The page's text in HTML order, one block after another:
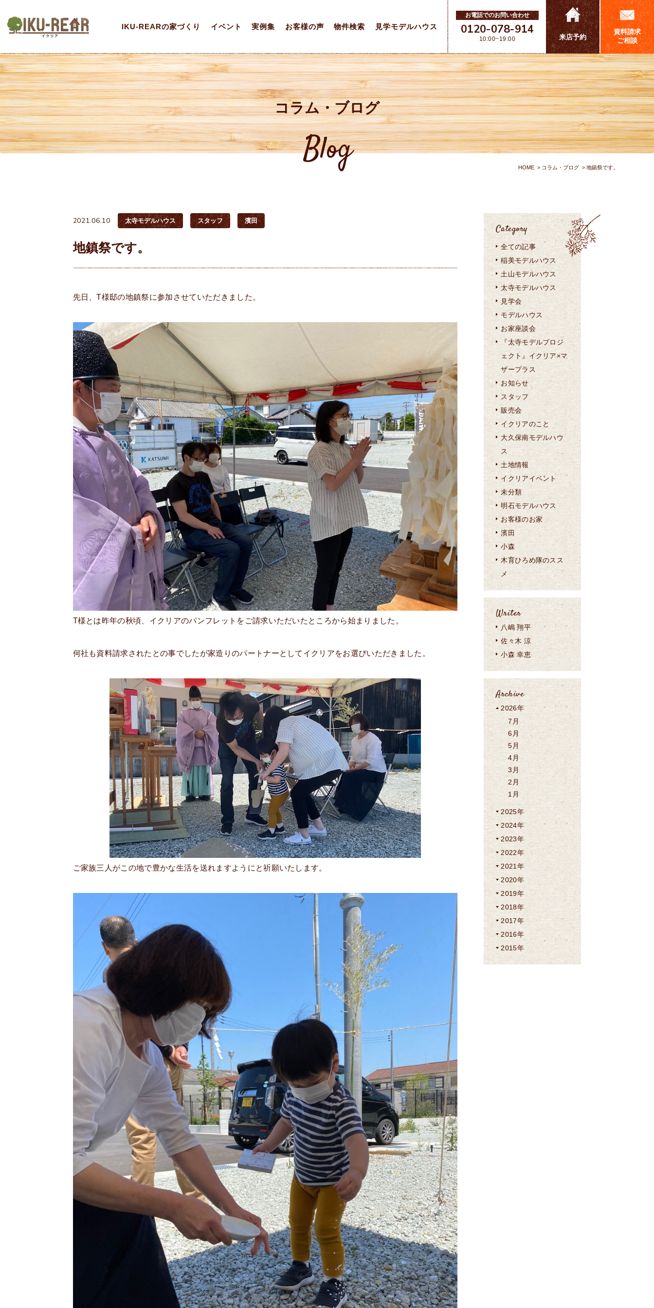
IKU-REARの家づくり イベント 実例集 お客様の声 物件検索 見学モデルハウス
お電話でのお問い合わせ
0120-078-914
10:00~19:00 来店予約
資料請求
ご相談
コラム・ブログ
Blog HOME コラム・ブログ 地鎮祭です。
2021.06.10 太寺モデルハウス スタッフ 濱田
地鎮祭です。
先日、T様邸の地鎮祭に参加させていただきました。
T様とは昨年の秋頃、イクリアのパンフレットをご請求いただいたところから始まりました。
何社も資料請求されたとの事でしたが家造りのパートナーとしてイクリアをお選びいただきました。
ご家族三人がこの地で豊かな生活を送れますようにと祈願いたします。
Category
全ての記事
稲美モデルハウス
土山モデルハウス
太寺モデルハウス
見学会
モデルハウス
お家座談会
『太寺モデルプロジ
ェクト』イクリア×マ
ザープラス
お知らせ
スタッフ
販売会
イクリアのこと
大久保南モデルハウ
ス
土地情報
イクリアイベント
未分類
明石モデルハウス
お客様のお家
濱田
小森
木育ひろめ隊のスス
メ
Writer
八嶋 翔平
佐々木 涼
小森 幸恵
Archive
2026年
7月
6月
5月
4月
3月
2月
1月
2025年
2024年
2023年
2022年
2021年
2020年
2019年
2018年
2017年
2016年
2015年